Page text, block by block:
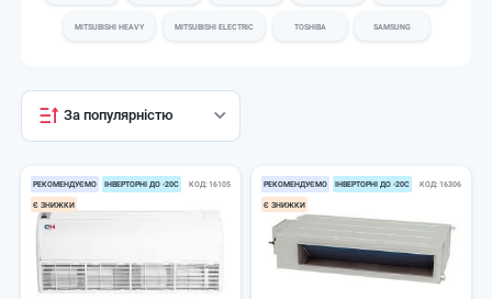
MITSUBISHI HEAVY MITSUBISHI ELECTRIC TOSHIBA SAMSUNG
За популярністю
РЕКОМЕНДУЄМО ІНВЕРТОРНІ ДО -20С
Є ЗНИЖКИ
КОД 16105 РЕКОМЕНДУЄМО ІНВЕРТОРНІ ДО -20С
Є ЗНИЖКИ
КОД 16306